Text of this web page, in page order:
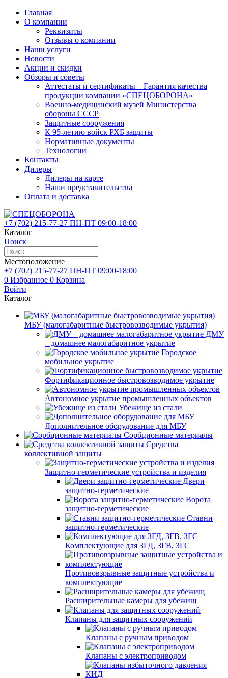
Главная
О компании
Реквизиты
Отзывы о компании
Наши услуги
Новости
Акции и скидки
Обзоры и советы
Аттестаты и сертификаты – Гарантия качества
продукции компании «СПЕЦОБОРОНА»
Военно-медицинский музей Министерства
обороны СССР
Защитные сооружения
К 95-летию войск РХБ защиты
Нормативные документы
Технологии
Контакты
Дилеры
Дилеры на карте
Наши представительства
Оплата и доставка
+7 (702) 215-77-27 ПН-ПТ 09:00-18:00
Каталог
Поиск
Местоположение
+7 (702) 215-77-27 ПН-ПТ 09:00-18:00
0 Избранное 0 Корзина
Войти
Каталог
МБУ (малогабаритные быстровозводимые укрытия)
ДМУ
– домашнее малогабаритное укрытие
Городское
мобильное укрытие
Фортификационное быстровозводимое укрытие
Автономное укрытие промышленных объектов
Убежище из стали
Дополнительное оборудование для МБУ
Сорбционные материалы
Средства
коллективной защиты
Защитно-герметические устройства и изделия
Двери
защитно-герметические
Ворота
защитно-герметические
Ставни
защитно-герметические
Комплектующие для ЗГД, ЗГВ, ЗГС
Противовзрывные защитные устройства и
комплектующие
Расширительные камеры для убежищ
Клапаны для защитных сооружений
Клапаны с ручным приводом
Клапаны с электроприводом